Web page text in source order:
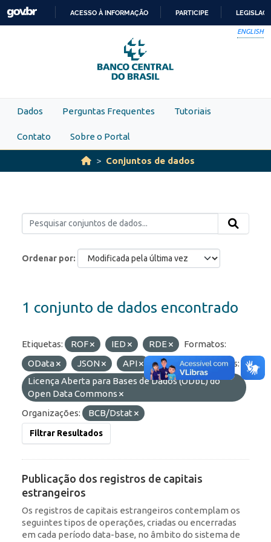
Skip to main content
PARA
O
CONTEÚDO
ACESSO À INFORMAÇÃO PARTICIPE
ENGLISH
Dados Perguntas Frequentes Tutoriais
Contato Sobre o Portal
Conjuntos de dados
Ordenar por
1 conjunto de dados encontrado
Etiquetas: ROF IED RDE
Formatos:
OData
JSON API HTML
Licenças:
Licença Aberta para Bases de Dados (ODbL) do
Open Data Commons
Organizações:
BCB/Dstat
Filtrar Resultados
Publicação dos registros de capitais
estrangeiros
Os registros de capitais estrangeiros contemplam os
seguintes tipos de operações, criadas ou encerradas
em cada período data-base, no âmbito do sistema de